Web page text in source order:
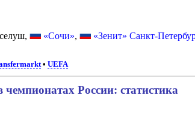
«Сочи», «Зенит» Санкт-
•UEFA
чемпионатах России: статистика